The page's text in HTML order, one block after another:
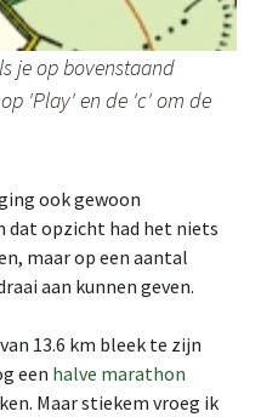
je op bovenstaand
'Play' en de 'c' om de
ook gewoon
dat opzicht had het niets
maar op een aantal
aan kunnen geven.
13.6 km bleek te zijn
een halve marathon
Maar stiekem vroeg ik